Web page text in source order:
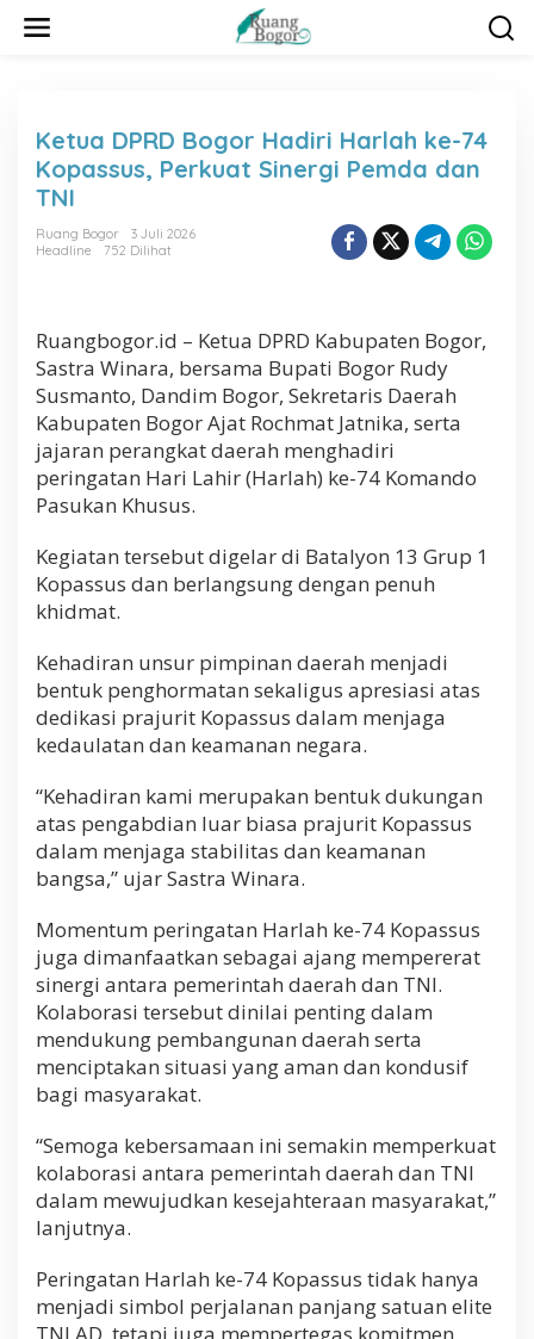
Ketua DPRD Bogor Hadiri Harlah ke-74
Kopassus, Perkuat Sinergi Pemda dan
TNI
Ruang Bogor
3 Juli 2026
Headline
752 Dilihat
Ruangbogor.id – Ketua DPRD Kabupaten Bogor,
Sastra Winara, bersama Bupati Bogor Rudy
Susmanto, Dandim Bogor, Sekretaris Daerah
Kabupaten BogorAjat Rochmat Jatnika, serta
jajaran perangkat daerah menghadiri
peringatan Hari Lahir (Harlah) ke-74 Komando
Pasukan Khusus.
Kegiatan tersebut digelar di Batalyon 13 Grup 1
Kopassus dan berlangsung dengan penuh
khidmat.
Kehadiran unsur pimpinan daerah menjadi
bentuk penghormatan sekaligus apresiasi atas
dedikasi prajurit Kopassus dalam menjaga
kedaulatan dan keamanan negara.
“Kehadiran kami merupakan bentuk dukungan
atas pengabdian luar biasa prajurit Kopassus
dalam menjaga stabilitas dan keamanan
bangsa,” ujar Sastra Winara.
Momentum peringatan Harlah ke-74 Kopassus
juga dimanfaatkan sebagai ajang mempererat
sinergi antara pemerintah daerah dan TNI.
Kolaborasi tersebut dinilai penting dalam
mendukung pembangunan daerah serta
menciptakan situasi yang aman dan kondusif
bagi masyarakat.
“Semoga kebersamaan ini semakin memperkuat
kolaborasi antara pemerintah daerah dan TNI
dalam mewujudkan kesejahteraan masyarakat,”
lanjutnya.
Peringatan Harlah ke-74 Kopassus tidak hanya
menjadi simbol perjalanan panjang satuan elite